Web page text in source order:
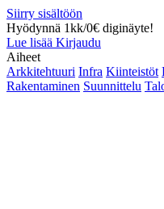
Siirry sisältöön
Hyödynnä 1kk/0€ diginäyte!
Lue lisää Kirjaudu
Aiheet
Arkkitehtuuri Infra Kiinteistöt
Rakentaminen Suunnittelu